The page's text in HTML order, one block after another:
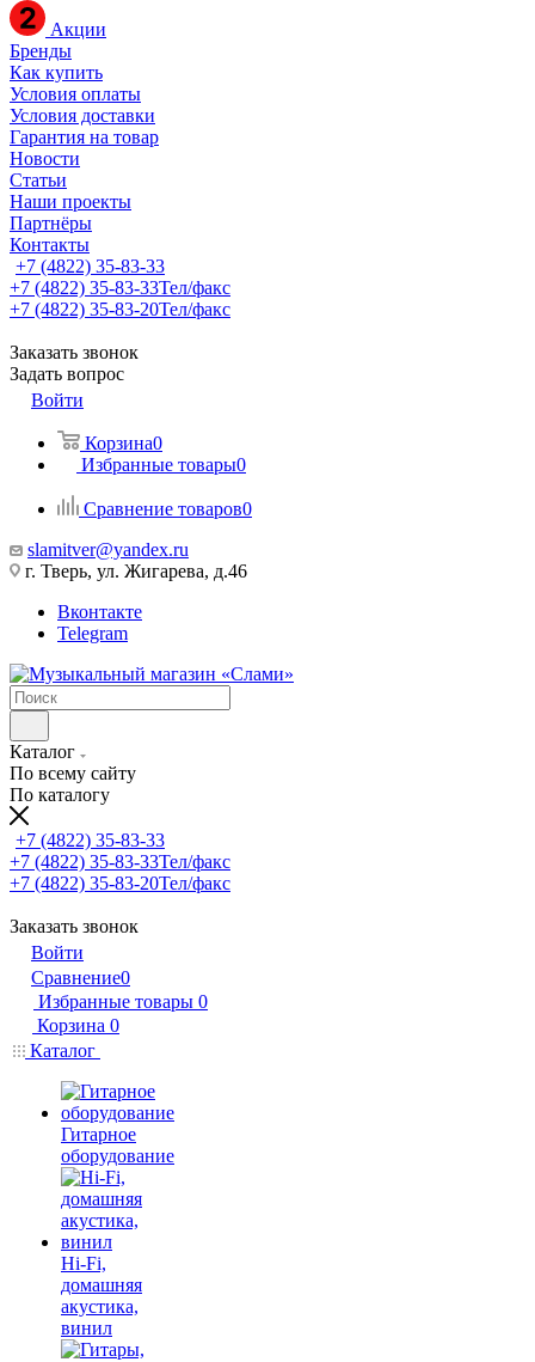
Акции
Бренды
Как купить
Условия оплаты
Условия доставки
Гарантия на товар
Новости
Статьи
Наши проекты
Партнёры
Контакты
+7 (4822) 35-83-33
+7 (4822) 35-83-33Тел/факс
+7 (4822) 35-83-20Тел/факс
Заказать звонок
Задать вопрос
Войти
Корзина0
Избранные товары0
Сравнение товаров0
slamitver@yandex.ru
г. Тверь, ул. Жигарева, д.46
Вконтакте
Telegram
Каталог
По всему сайту
По каталогу
+7 (4822) 35-83-33
+7 (4822) 35-83-33Тел/факс
+7 (4822) 35-83-20Тел/факс
Заказать звонок
Войти
Сравнение0
Избранные товары 0
Корзина 0
Каталог
Гитарное
оборудование
Hi-Fi,
домашняя
акустика,
винил